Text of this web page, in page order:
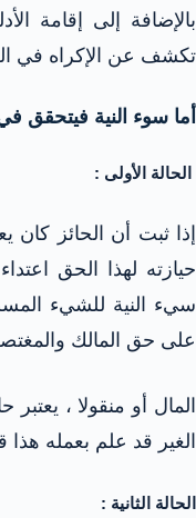
بالإضافة إلى إقامة
تكشف عن الإكراه في الحيازة
أما سوء النية فيتحقق
الحالة الأولى :
إذا ثبت أن الحائز كان
حيازته لهذا الحق
سيء النية للشيء
على حق المالك
المال أو منقولا ،
الغير قد علم بعمله
الحالة الثانية :